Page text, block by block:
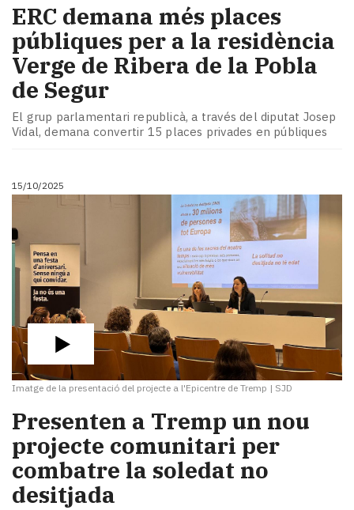
ERC demana més places
públiques per a la residència
Verge de Ribera de la Pobla
de Segur
El grup parlamentari republicà, a través del diputat Josep
Vidal, demana convertir 15 places privades en públiques
15/10/2025
Imatge de la presentació del projecte a l'Epicentre de Tremp | SJD
Presenten a Tremp un nou
projecte comunitari per
combatre la soledat no
desitjada